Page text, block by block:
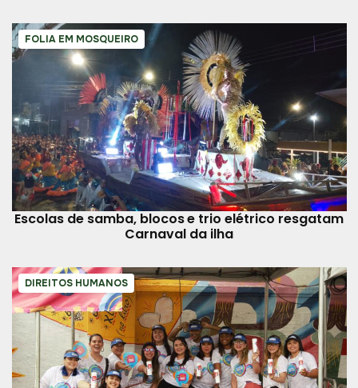
FOLIA EM MOSQUEIRO
Escolas de samba, blocos e trio elétrico resgatam
Carnaval da ilha
DIREITOS HUMANOS